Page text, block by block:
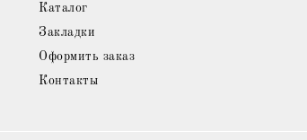
Каталог
Закладки
Оформить заказ
Контакты